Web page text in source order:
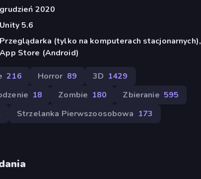
grudzień 2020
Unity 5.6
Przeglądarka (tylko na komputerach stacjonarnych),
App Store (Android)
216 Horror 89 3D 1429
18 Zombie 180 Zbieranie 595
Strzelanka Pierwszoosobowa 173